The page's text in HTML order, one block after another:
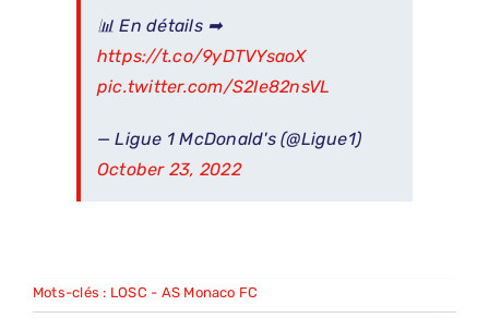
📊 En détails ➡
https://t.co/9yDTVYsaoX
pic.twitter.com/S2Ie82nsVL
— Ligue 1 McDonald's (@Ligue1)
October 23, 2022
Mots-clés : LOSC - AS Monaco FC